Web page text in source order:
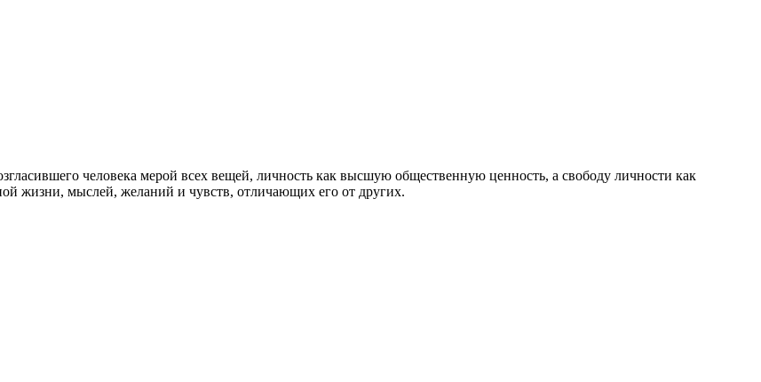
человека мерой всех вещей, личность как высшую общественную ценность, а свободу личности как
жизни, мыслей, желаний и чувств, отличающих его от других.